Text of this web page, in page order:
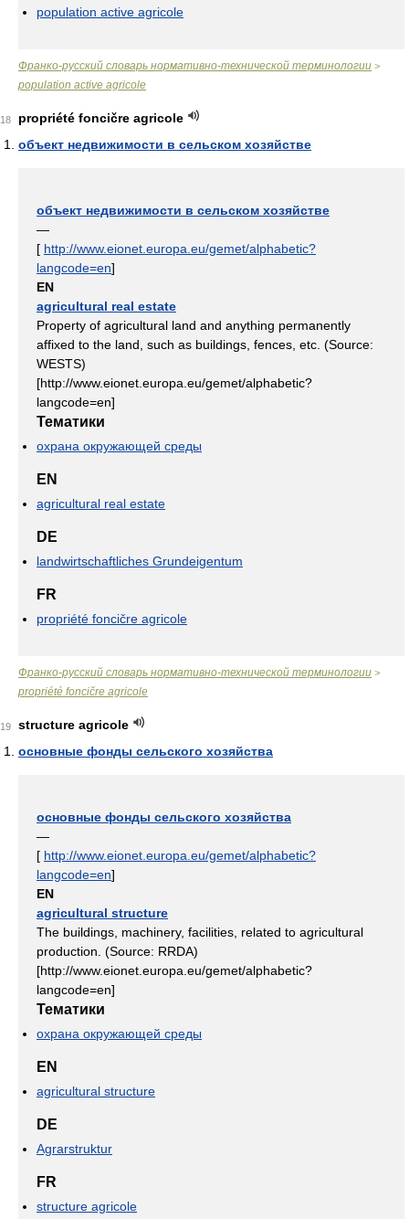
population active agricole
Франко-русский словарь нормативно-технической терминологии >
population active agricole
18
propriété foncičre agricole
объект недвижимости в сельском хозяйстве
объект недвижимости в сельском хозяйстве
—
[ http://www.eionet.europa.eu/gemet/alphabetic?
langcode=en]
EN
agricultural real estate
Property of agricultural land and anything permanently
affixed to the land, such as buildings, fences, etc. (Source:
WESTS)
[http://www.eionet.europa.eu/gemet/alphabetic?
langcode=en]
Тематики
охрана окружающей среды
EN
agricultural real estate
DE
landwirtschaftliches Grundeigentum
FR
propriété foncičre agricole
Франко-русский словарь нормативно-технической терминологии >
propriété foncičre agricole
19
structure agricole
основные фонды сельского хозяйства
основные фонды сельского хозяйства
—
[ http://www.eionet.europa.eu/gemet/alphabetic?
langcode=en]
EN
agricultural structure
The buildings, machinery, facilities, related to agricultural
production. (Source: RRDA)
[http://www.eionet.europa.eu/gemet/alphabetic?
langcode=en]
Тематики
охрана окружающей среды
EN
agricultural structure
DE
Agrarstruktur
FR
structure agricole